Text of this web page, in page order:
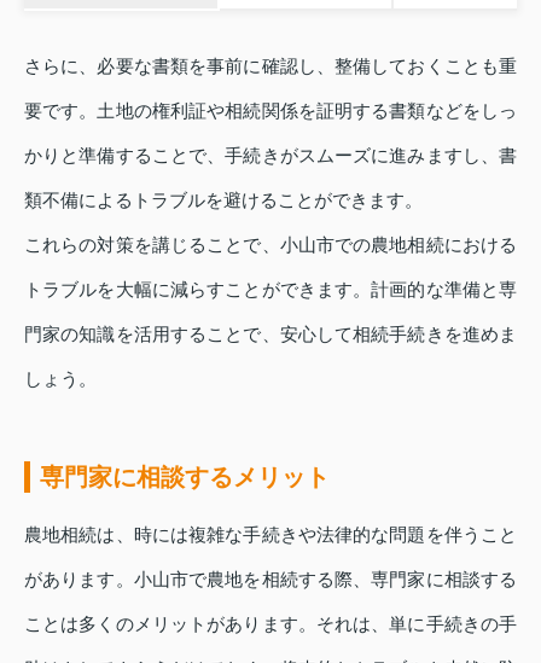
さらに、必要な書類を事前に確認し、整備しておくことも重
要です。土地の権利証や相続関係を証明する書類などをしっ
かりと準備することで、手続きがスムーズに進みますし、書
類不備によるトラブルを避けることができます。
これらの対策を講じることで、小山市での農地相続における
トラブルを大幅に減らすことができます。計画的な準備と専
門家の知識を活用することで、安心して相続手続きを進めま
しょう。
専門家に相談するメリット
農地相続は、時には複雑な手続きや法律的な問題を伴うこと
があります。小山市で農地を相続する際、専門家に相談する
ことは多くのメリットがあります。それは、単に手続きの手